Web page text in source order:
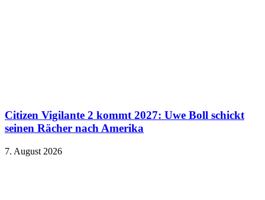
Citizen Vigilante 2 kommt 2027: Uwe Boll schickt
seinen Rächer nach Amerika
7. August 2026